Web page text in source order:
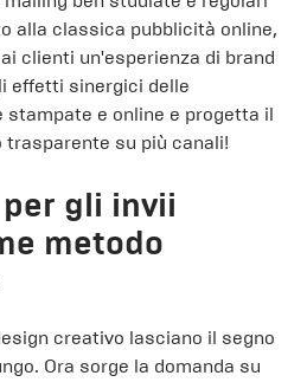
alla classica pubblicità online,
clienti un'esperienza di brand
effetti sinergici delle
stampate e online e progetta il
su più canali!
gli invii
metodo
creativo lasciano il segno
Ora sorge la domanda su